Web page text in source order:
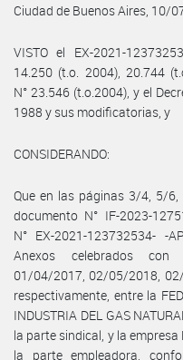
Ciudad de Buenos Aires, 10/
VISTO el EX-2021-
14.250 (t.o. 2004), 20.744
N° 23.546 (t.o.2004), y el
1988 y sus modificatorias, y
CONSIDERANDO:
Que en las páginas 3/4, 5/
documento N° IF-2023-
N° EX-2021-123732534- -
Anexos celebrados con
01/04/2017, 02/05/2018,
respectivamente, entre la
INDUSTRIA DEL GAS
la parte sindical, y la empresa
la parte empleadora,